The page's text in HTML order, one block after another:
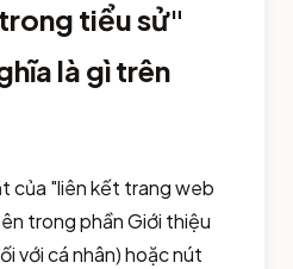
tiểu sử"
là gì trên
của "liên kết trang web
trong phần Giới thiệu
với cá nhân) hoặc nút